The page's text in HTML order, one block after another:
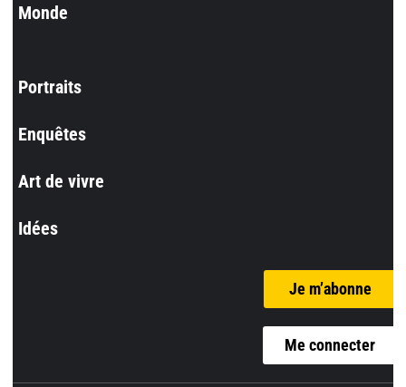
Monde
Portraits
Enquêtes
Art de vivre
Idées
Je m’abonne
Me connecter